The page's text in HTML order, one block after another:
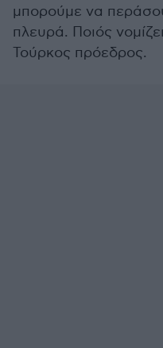
μπορούμε να
πλευρά. Ποιός
Τούρκος πρόεδρος.